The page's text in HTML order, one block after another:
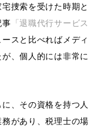
捜索を受けた時期と
事 「退職代行サービス
スと比べればメディ
、個人的には非常に
、その資格を持つ人
があり、税理士の場